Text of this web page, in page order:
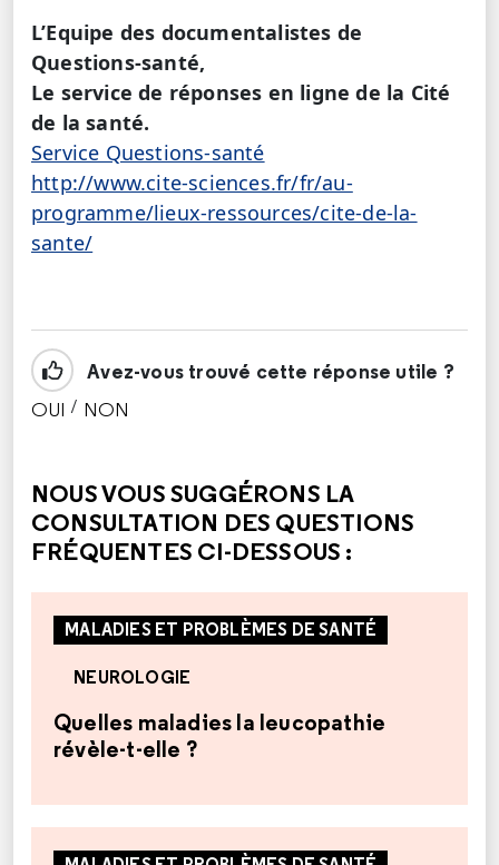
L’Equipe des documentalistes de
Questions-santé,
Le service de réponses en ligne de la Cité
de la santé.
Service Questions-santé
http://www.cite-sciences.fr/fr/au-
programme/lieux-ressources/cite-de-la-
sante/
Avez-vous trouvé cette réponse utile ?
OUI / NON
NOUS VOUS SUGGÉRONS LA
CONSULTATION DES QUESTIONS
FRÉQUENTES CI-DESSOUS :
MALADIES ET PROBLÈMES DE SANTÉ
NEUROLOGIE
Quelles maladies la leucopathie
révèle-t-elle ?